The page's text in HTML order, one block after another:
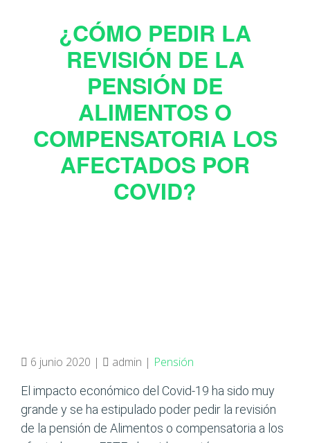
¿CÓMO PEDIR LA
REVISIÓN DE LA
PENSIÓN DE
ALIMENTOS O
COMPENSATORIA LOS
AFECTADOS POR
COVID?
6 junio 2020 | admin | Pensión
El impacto económico del Covid-19 ha sido muy
grande y se ha estipulado poder pedir la revisión
de la pensión de Alimentos o compensatoria a los